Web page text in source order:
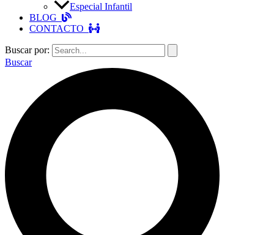
Especial Infantil
BLOG
CONTACTO
Buscar por:
Buscar